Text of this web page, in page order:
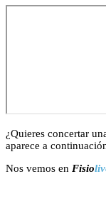
¿Quieres concertar
aparece a
Nos vemos en Fisio